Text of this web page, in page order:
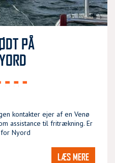
PÅ
kontakter ejer af en Venø
assistance til fritrækning. Er
Nyord
LÆS MERE